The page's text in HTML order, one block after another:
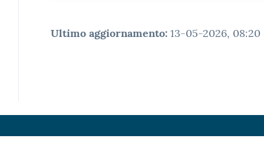
Ultimo aggiornamento: 13-05-2026, 08:20